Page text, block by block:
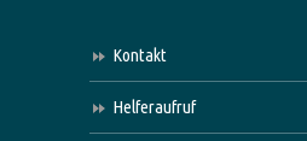
Kontakt
Helferaufruf